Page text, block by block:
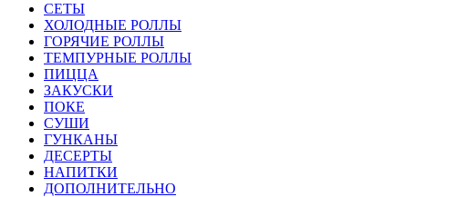
СЕТЫ
ХОЛОДНЫЕ РОЛЛЫ
ГОРЯЧИЕ РОЛЛЫ
ТЕМПУРНЫЕ РОЛЛЫ
ПИЦЦА
ЗАКУСКИ
ПОКЕ
СУШИ
ГУНКАНЫ
ДЕСЕРТЫ
НАПИТКИ
ДОПОЛНИТЕЛЬНО